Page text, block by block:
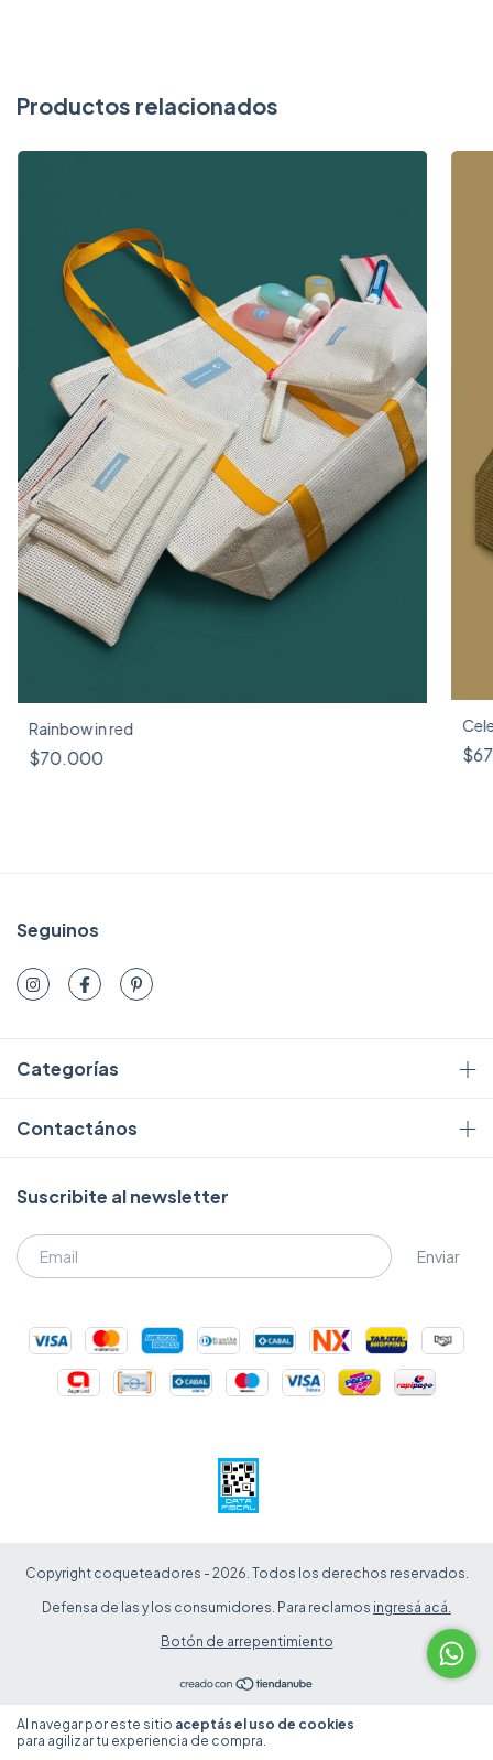
Al navegar por este sitio aceptás el uso de cookies
para agilizar tu experiencia de compra.
Productos relacionados
Rainbow in red
$70.000
Seguinos
Categorías
Contactános
Suscribite al newsletter
Copyright coqueteadores - 2026. Todos los derechos reservados.
Defensa de las y los consumidores. Para reclamos ingresá acá.
Botón de arrepentimiento